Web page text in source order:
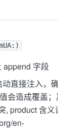
append 字段
直接注入，
会造成覆盖
, product 含义
en-